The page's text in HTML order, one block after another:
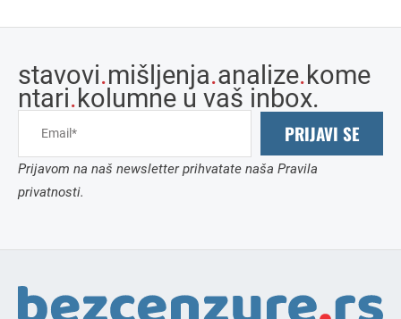
stavovi.mišljenja.analize.kome
ntari.kolumne u vaš inbox.
PRIJAVI SE
Prijavom na naš newsletter prihvatate naša Pravila
privatnosti.